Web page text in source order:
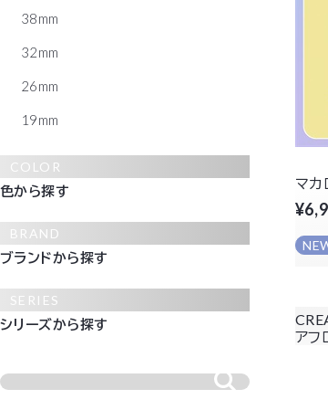
38mm
32mm
26mm
19mm
COLOR
色から探す
BRAND
ブランドから探す
SERIES
シリーズから探す
マカ
アフ